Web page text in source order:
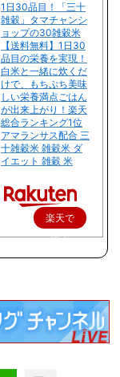
1日30品目！「三十
雑穀」タマチャンシ
ョップの30雑穀米
【送料無料】1日30
品目の栄養を実現！
白米と一緒に炊くだ
けで、もちぷち美味
しい栄養満点ごはん
が出来上がり！楽天
総合ランキング1位
アマランサス配合 三
十雑穀米 雑穀米 ダ
イエット 雑穀 米
楽天で
購入